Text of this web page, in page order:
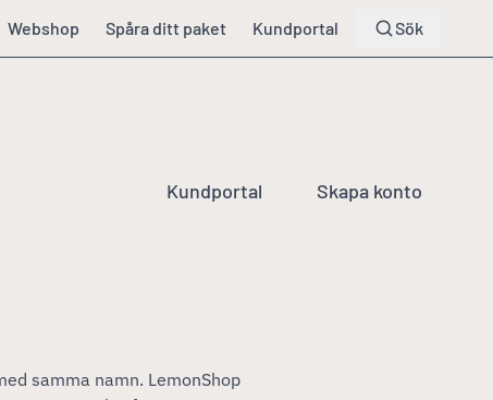
Webshop Spåra ditt paket Kundportal Sök
Kundportal Skapa konto
samma namn. LemonShop